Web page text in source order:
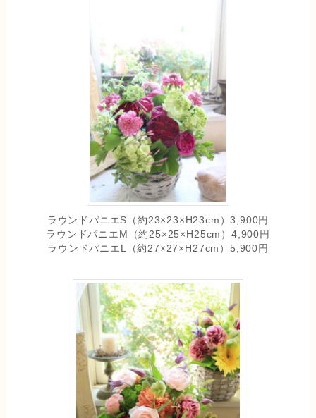
ラウンドパニエS（約23×23×H23cm）3,900円
ラウンドパニエM（約25×25×H25cm）4,900円
ラウンドパニエL（約27×27×H27cm）5,900円